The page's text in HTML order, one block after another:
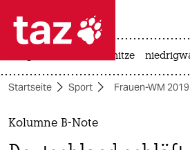
 taz zahl ich
taz zahl ich
themen
hitze
Startseite Sport Frauen-WM 2019
Kolumne B-Note